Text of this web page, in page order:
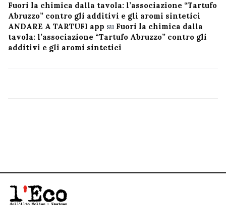
Fuori la chimica dalla tavola: l’associazione “Tartufo
Abruzzo” contro gli additivi e gli aromi sintetici
ANDARE A TARTUFI app su Fuori la chimica dalla
tavola: l’associazione “Tartufo Abruzzo” contro gli
additivi e gli aromi sintetici